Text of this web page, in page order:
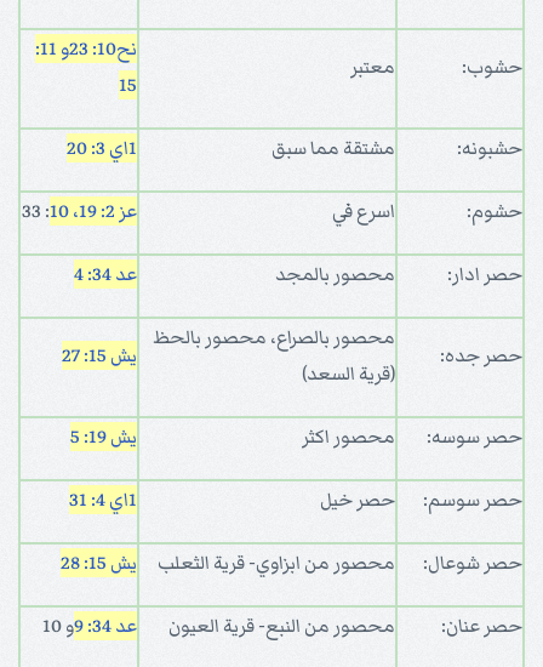
حشوب: معتبر
نح10: 23
و 11:
15
حشبونه: مشتقة مما سبق 1اي 3: 20
حشوم: اسرع في عز 2: 19، 10 : 33
حصر ادار: محصور بالمجد عد 34: 4
حصر جده:
محصور بالصراع، محصور بالحظ
(قرية السعد)
يش 15: 27
حصر سوسه: محصور اكثر يش 19: 5
حصر سوسم: حصر خيل 1اي 4: 31
حصر شوعال: محصور من ابزاوي- قرية الثعلب يش 15: 28
حصر عنان: محصور من النبع- قرية العيون عد 34: 9 و 10